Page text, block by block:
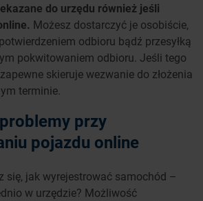
do urzędu również jeśli
Możesz dostarczyć je osobiście,
odbioru bądź przesyłką
pokwitowaniem odbioru. Jeśli tego
skieruje wezwanie do złożenia
terminie.
przy
pojazdu online
się, jak wyrejestrować samochód –
w urzędzie? Możliwość